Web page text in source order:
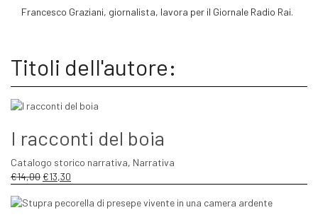
Francesco Graziani, giornalista, lavora per il Giornale Radio Rai.
Titoli dell'autore:
I racconti del boia
Catalogo storico narrativa, Narrativa
€14,00Il
originale
€13,30
attuale